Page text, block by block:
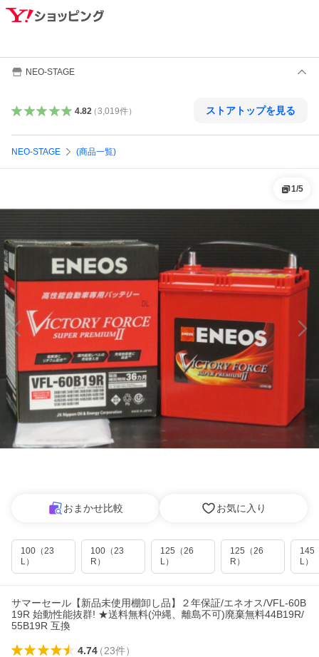
NEO-STAGE
4.82（3,019件） ストアトップを見る
NEO-STAGE (商品一覧)
1/5
おまかせ比較 お気に入り
100（23
L）
100（23
R）
125（26
L）
125（26
R）
145
L）
サマーセール【新品未使用棚卸し品】２年保証/エネオス/VFL-60B
19R 始動性能抜群! ★送料無料(沖縄、離島不可)廃棄無料44B19R/
55B19R 互換
4.74（23件）